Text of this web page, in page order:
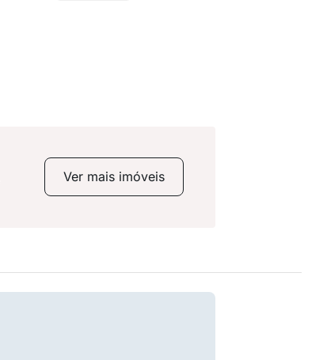
Ver mais imóveis